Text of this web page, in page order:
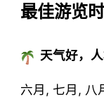
最佳游览
天气好，
六月, 七月, 八